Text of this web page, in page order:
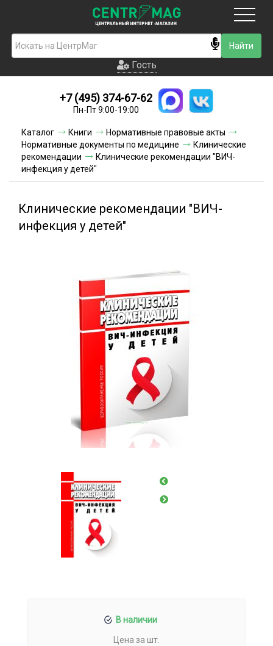
Гость
Новинки
Условия доставки
Условия оплаты
Акции и скидки
Гость
+7 (495) 374-67-62
Пн-Пт 9:00-19:00
Каталог Книги
Нормативные правовые акты
Нормативные документы по медицине
Клинические
рекомендации
Клинические рекомендации "ВИЧ-
инфекция у детей"
Клинические рекомендации "ВИЧ-
инфекция у детей"
В наличии
Цена за шт.